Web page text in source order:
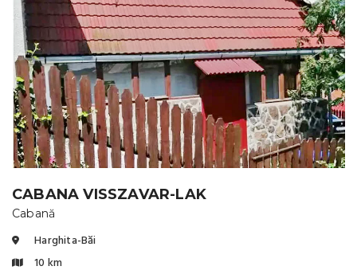
CABANA VISSZAVAR-LAK
Cabană
Harghita-Băi
10 km